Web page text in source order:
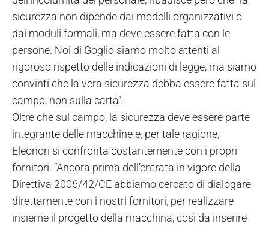
sicurezza non dipende dai modelli organizzativi o
dai moduli formali, ma deve essere fatta con le
persone. Noi di Goglio siamo molto attenti al
rigoroso rispetto delle indicazioni di legge, ma siamo
convinti che la vera sicurezza debba essere fatta sul
campo, non sulla carta”.
Oltre che sul campo, la sicurezza deve essere parte
integrante delle macchine e, per tale ragione,
Eleonori si confronta costantemente con i propri
fornitori. “Ancora prima dell’entrata in vigore della
Direttiva 2006/42/CE abbiamo cercato di dialogare
direttamente con i nostri fornitori, per realizzare
insieme il progetto della macchina, così da inserire